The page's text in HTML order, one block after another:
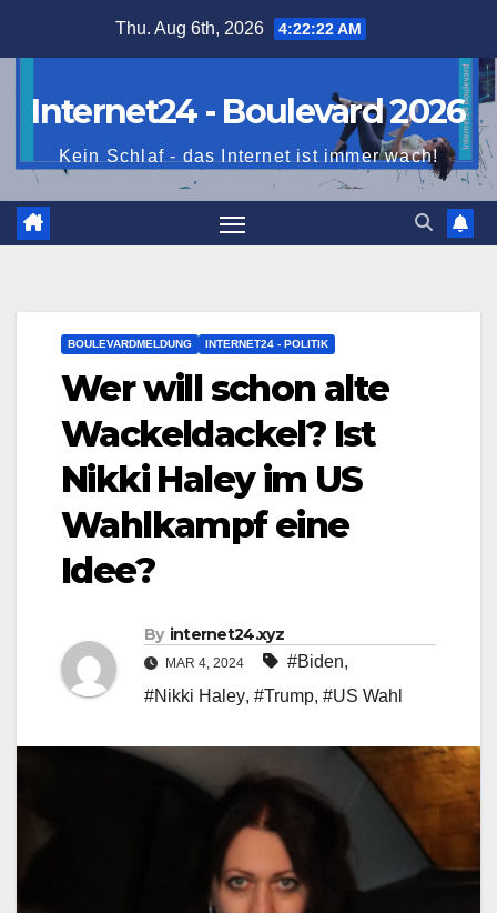
Thu. Aug 6th, 2026 4:22:23 AM
Internet24 - Boulevard 2026
Kein Schlaf - das Internet ist immer wach!
BOULEVARDMELDUNG INTERNET24 - POLITIK
Wer will schon alte
Wackeldackel? Ist
Nikki Haley im US
Wahlkampf eine
Idee?
By internet24.xyz
MAR 4, 2024 #Biden,
#Nikki Haley, #Trump, #US Wahl